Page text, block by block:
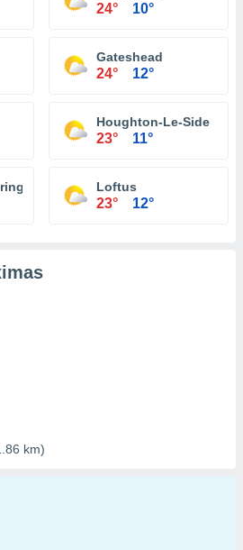
24° 10°
Gateshead
24° 12°
Houghton-Le-Side
23° 11°
Loftus
23° 12°
km)